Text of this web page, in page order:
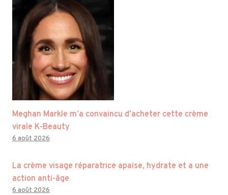
Meghan Markle m’a convaincu d’acheter cette crème
virale K-Beauty
6 août 2026
La crème visage réparatrice apaise, hydrate et a une
action anti-âge
6 août 2026